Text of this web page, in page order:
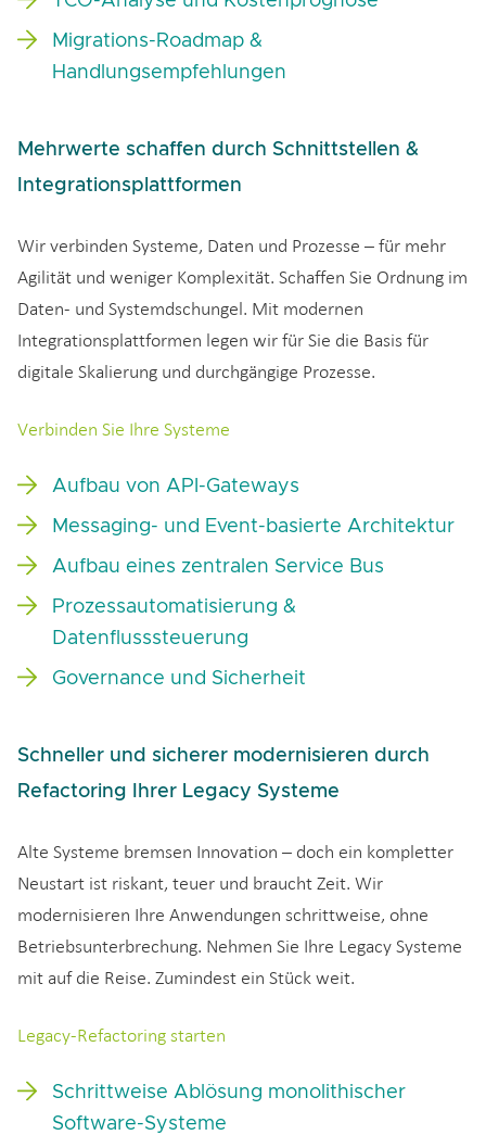
Migrations-Roadmap &
Handlungsempfehlungen
Mehrwerte schaffen durch Schnittstellen &
Integrationsplattformen
Wir verbinden Systeme, Daten und Prozesse – für mehr
Agilität und weniger Komplexität. Schaffen Sie Ordnung im
Daten- und Systemdschungel. Mit modernen
Integrationsplattformen legen wir für Sie die Basis für
digitale Skalierung und durchgängige Prozesse.
Verbinden Sie Ihre Systeme
Aufbau von API-Gateways
Messaging- und Event-basierte Architektur
Aufbau eines zentralen Service Bus
Prozessautomatisierung &
Datenflusssteuerung
Governance und Sicherheit
Schneller und sicherer modernisieren durch
Refactoring Ihrer Legacy Systeme
Alte Systeme bremsen Innovation – doch ein kompletter
Neustart ist riskant, teuer und braucht Zeit. Wir
modernisieren Ihre Anwendungen schrittweise, ohne
Betriebsunterbrechung. Nehmen Sie Ihre Legacy Systeme
mit auf die Reise. Zumindest ein Stück weit.
Legacy-Refactoring starten
Schrittweise Ablösung monolithischer
Software-Systeme